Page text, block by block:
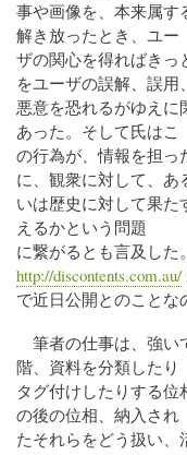
事や画像を、本来属す
解き放ったとき、ユー
ザの関心を得ればきっ
をユーザの誤解、誤用、
悪意を恐れるがゆえ
あった。そして氏はこ
の行為が、情報を担っ
に、観衆に対して、あ
いは歴史に対して果た
えるかという問題
に繋がるとも言及した
http://discontents.com.au/
で近日公開とのことな
筆者の仕事は、強い
階、資料を分類したり
タグ付けしたりする
の後の位相、納入され
たそれらをどう扱い、